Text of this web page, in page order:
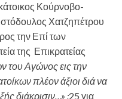
Κούρνοβο-
Χατζηπέτρου
την Επί των
της Επικρατείας
του Αγώνος εις την
πλέον άξιοι διά να
διάκρισιν…» :25 για